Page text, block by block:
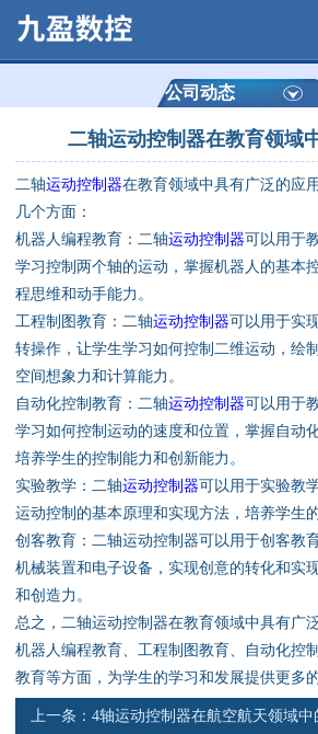
公司动态
二轴运动控制器在教育领域
二轴运动控制器在教育领域中具有广泛的应
几个方面：
机器人编程教育：二轴运动控制器可以用于
学习控制两个轴的运动，掌握机器人的基本
程思维和动手能力。
工程制图教育：二轴运动控制器可以用于实
转操作，让学生学习如何控制二维运动，绘
空间想象力和计算能力。
自动化控制教育：二轴运动控制器可以用于
学习如何控制运动的速度和位置，掌握自动
培养学生的控制能力和创新能力。
实验教学：二轴运动控制器可以用于实验教
运动控制的基本原理和实现方法，培养学生
创客教育：二轴运动控制器可以用于创客教
机械装置和电子设备，实现创意的转化和实
和创造力。
总之，二轴运动控制器在教育领域中具有广
机器人编程教育、工程制图教育、自动化控
教育等方面，为学生的学习和发展提供更多
上一条： 4轴运动控制器在航空航天领域